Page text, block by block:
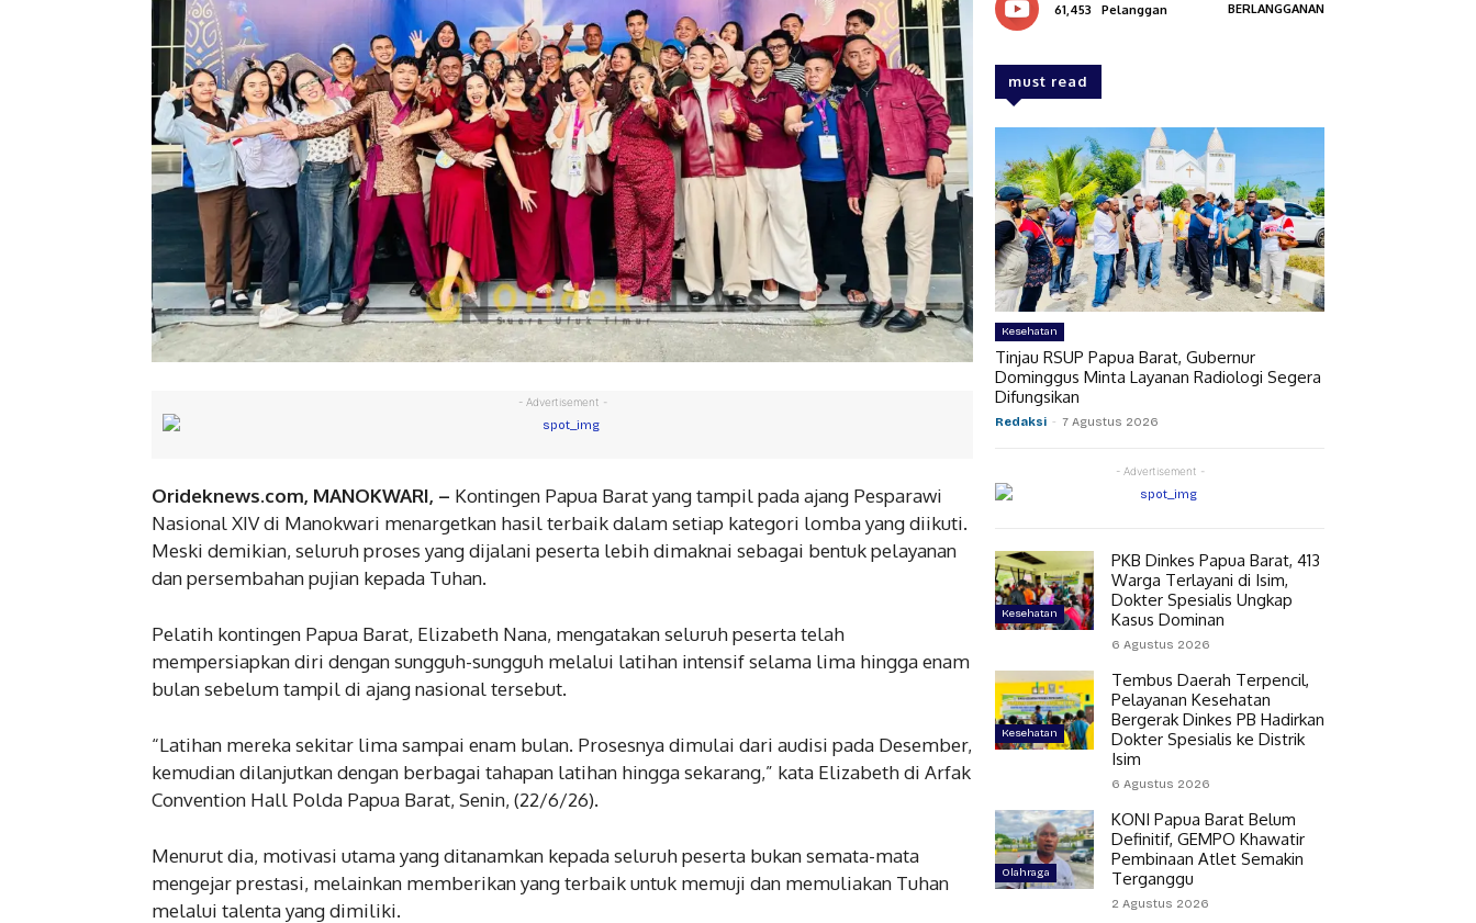
- Advertisement -
Orideknews.com, MANOKWARI, – Kontingen Papua Barat yang tampil pada ajang Pesparawi
Nasional XIV di Manokwari menargetkan hasil terbaik dalam setiap kategori lomba yang diikuti.
Meski demikian, seluruh proses yang dijalani peserta lebih dimaknai sebagai bentuk pelayanan
dan persembahan pujian kepada Tuhan.
Pelatih kontingen Papua Barat, Elizabeth Nana, mengatakan seluruh peserta telah
mempersiapkan diri dengan sungguh-sungguh melalui latihan intensif selama lima hingga enam
bulan sebelum tampil di ajang nasional tersebut.
“Latihan mereka sekitar lima sampai enam bulan. Prosesnya dimulai dari audisi pada Desember,
kemudian dilanjutkan dengan berbagai tahapan latihan hingga sekarang,” kata Elizabeth di Arfak
Convention Hall Polda Papua Barat, Senin, (22/6/26).
Menurut dia, motivasi utama yang ditanamkan kepada seluruh peserta bukan semata-mata
mengejar prestasi, melainkan memberikan yang terbaik untuk memuji dan memuliakan Tuhan
melalui talenta yang dimiliki.
61,453 Pelanggan BERLANGGANAN
must read
Kesehatan
Tinjau RSUP Papua Barat, Gubernur
Dominggus Minta Layanan Radiologi Segera
Difungsikan
Redaksi - 7 Agustus 2026
- Advertisement -
Kesehatan
PKB Dinkes Papua Barat, 413
Warga Terlayani di Isim,
Dokter Spesialis Ungkap
Kasus Dominan
6 Agustus 2026
Kesehatan
Tembus Daerah Terpencil,
Pelayanan Kesehatan
Bergerak Dinkes PB Hadirkan
Dokter Spesialis ke Distrik
Isim
6 Agustus 2026
Olahraga
KONI Papua Barat Belum
Definitif, GEMPO Khawatir
Pembinaan Atlet Semakin
Terganggu
2 Agustus 2026